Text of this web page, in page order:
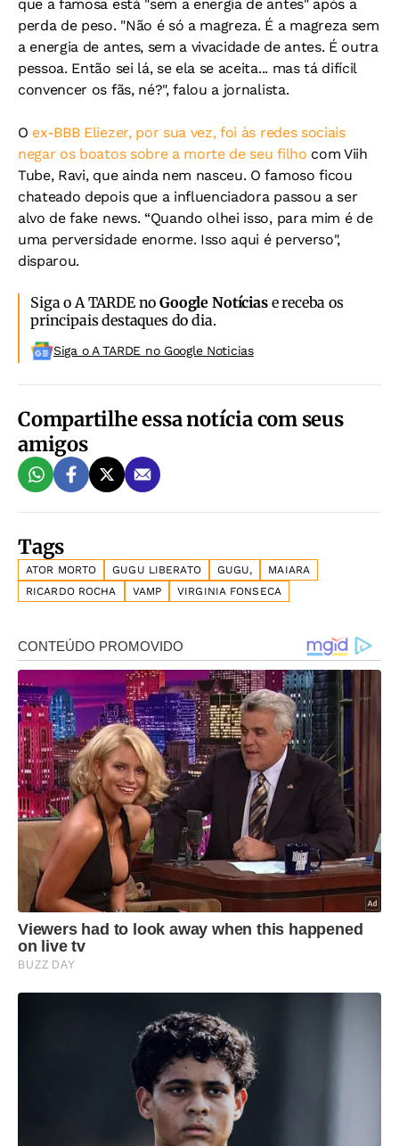
que a famosa está "sem a energia de antes" após a
perda de peso. "Não é só a magreza. É a magreza sem
a energia de antes, sem a vivacidade de antes. É outra
pessoa. Então sei lá, se ela se aceita... mas tá difícil
convencer os fãs, né?", falou a jornalista.
O ex-BBB Eliezer, por sua vez, foi às redes sociais
negar os boatos sobre a morte de seu filho com Viih
Tube, Ravi, que ainda nem nasceu. O famoso ficou
chateado depois que a influenciadora passou a ser
alvo de fake news. “Quando olhei isso, para mim é de
uma perversidade enorme. Isso aqui é perverso",
disparou.
Siga o A TARDE noGoogle Notíciase receba os
principais destaques do dia.
Siga o A TARDE no Google Noticias
Compartilhe essa notícia com seus
amigos
Tags
ATOR MORTO GUGU LIBERATO GUGU,
MAIARA
RICARDO ROCHA
VAMP VIRGINIA FONSECA